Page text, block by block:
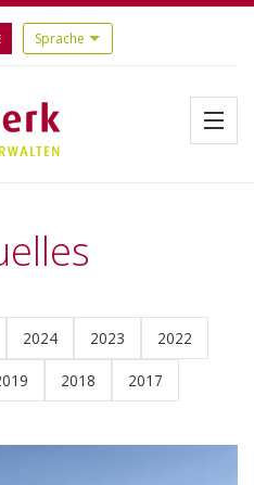
Menü
2024 2023 2022
2018 2017